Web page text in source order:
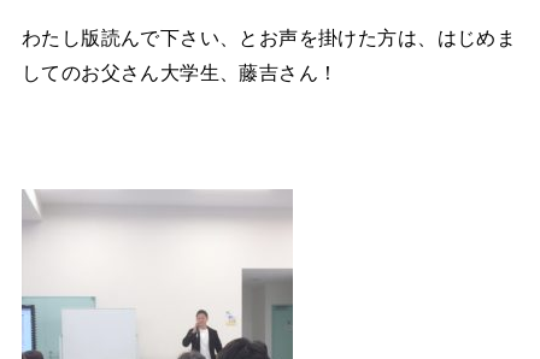
わたし版読んで下さい、とお声を掛けた方は、はじめま
してのお父さん大学生、藤吉さん！